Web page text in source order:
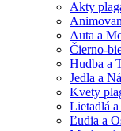
Akty
Auta a
Čierno-
Hudba a
Jedla a
Kvety
Lietadlá
Ľudia a